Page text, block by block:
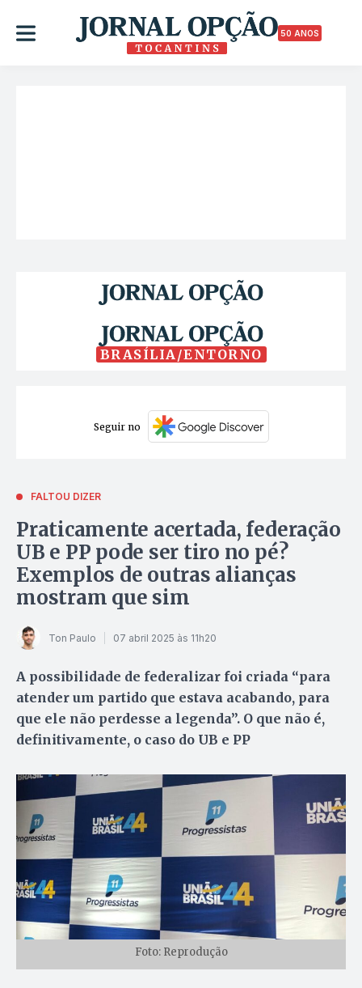
50 ANOS
BRASÍLIA/ENTORNO
Seguir no
FALTOU DIZER
Praticamente acertada, federação
UB e PP pode ser tiro no pé?
Exemplos de outras alianças
mostram que sim
Ton Paulo 07 abril 2025 às 11h20
A possibilidade de federalizar foi criada “para
atender um partido que estava acabando, para
que ele não perdesse a legenda”. O que não é,
definitivamente, o caso do UB e PP
Foto: Reprodução